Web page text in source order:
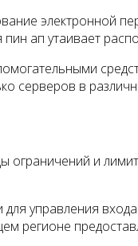
электронной
ап утаивает
серверов в
и
управления
регионе